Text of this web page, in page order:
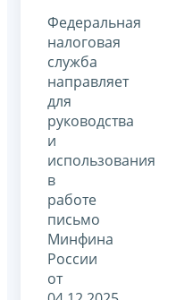
Федеральная
налоговая
служба
направляет
для
руководства
и
использования
в
работе
письмо
Минфина
России
от